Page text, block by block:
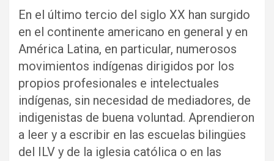
En el último tercio del siglo XX han surgido
en el continente americano en general y en
América Latina, en particular, numerosos
movimientos indígenas dirigidos por los
propios profesionales e intelectuales
indígenas, sin necesidad de mediadores, de
indigenistas de buena voluntad. Aprendieron
a leer y a escribir en las escuelas bilingües
del ILV y de la iglesia católica o en las